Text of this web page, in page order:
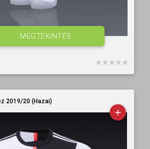
MEGTEKINTÉS
2019/20 (Hazai)